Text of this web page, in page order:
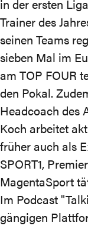
in der ersten
Trainer des
seinen Teams
sieben Mal im
am TOP FOUR
den Pokal.
Headcoach des
Koch arbeitet
früher auch als
SPORT1,
MagentaSport
Im Podcast "
gängigen